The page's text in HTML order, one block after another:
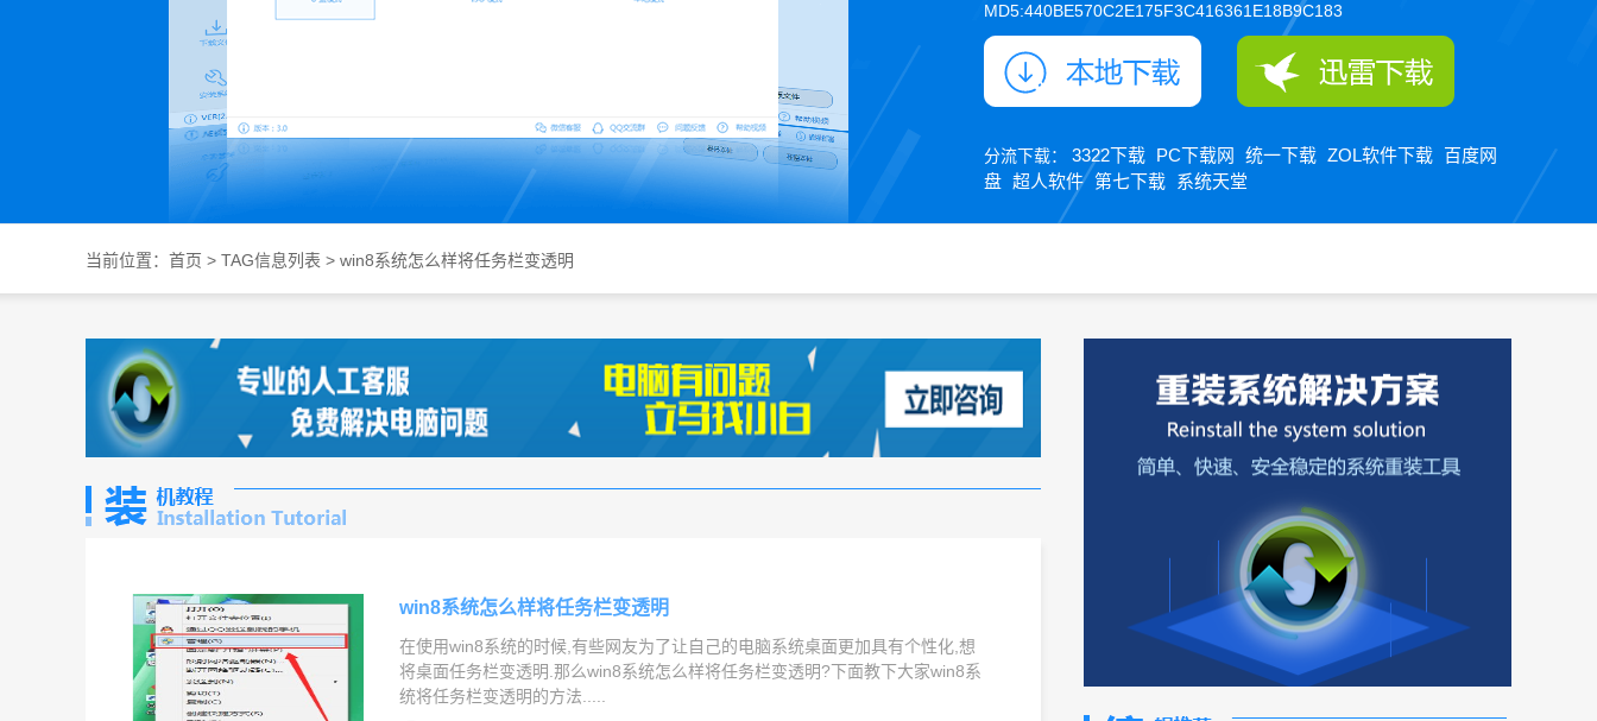
MD5:440BE570C2E175F3C416361E18B9C183
分流下载： 3322下载 PC下载网 统一下载 ZOL软件下载 百度网
盘 超人软件 第七下载 系统天堂
当前位置： 首页 > TAG信息列表 > win8系统怎么样将任务栏变透明
win8系统怎么样将任务栏变透明
在使用win8系统的时候,有些网友为了让自己的电脑系统桌面更加具有个性化,想
将桌面任务栏变透明.那么win8系统怎么样将任务栏变透明?下面教下大家win8系
统将任务栏变透明的方法.....